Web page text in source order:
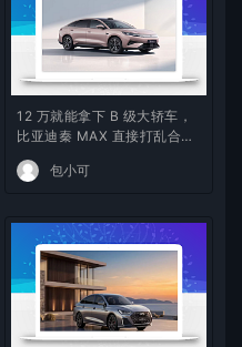
12 万就能拿下 B 级大轿车，
比亚迪秦 MAX 直接打乱合资
定价逻辑
包小可